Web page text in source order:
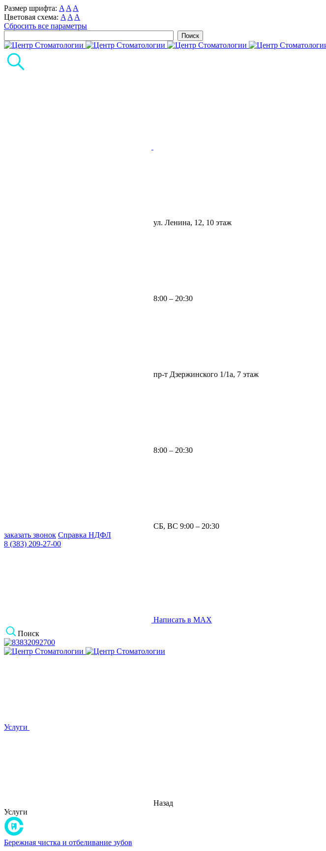
Размер шрифта: A A A
Цветовая схема: A A A
Сбросить все параметры
ул. Ленина, 12, 10 этаж
8:00 – 20:30
пр-т Дзержинского 1/1а, 7 этаж
8:00 – 20:30
СБ, ВС 9:00 – 20:30
заказать звонок Справка НДФЛ
8 (383) 209-27-00
Написать в MAX
Поиск
Услуги
Назад
Услуги
Бережная чистка и отбеливание зубов